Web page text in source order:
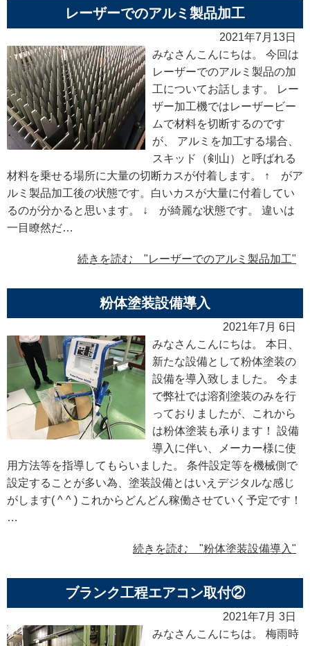
レーザーでのアルミ製品加工
2021年7月13日
みなさんこんにちは。 今回は
レーザーでのアルミ製品の加
工についてお話します。 レー
ザー加工機ではレーザービー
ムで材料を切断するのです
が、 アルミを加工する場合、
スキッド（剣山）と呼ばれる
材料を乗せる場所に大量の切断カスが付着します。 ↑ がア
ルミ製品加工後の状態です。白いカスが大量に付着してい
るのが分かると思います。 ↓ が綺麗な状態です。 違いは
一目瞭然だ…
続きを読む "レーザーでのアルミ製品加工"
粉体塗装設備導入
2021年7月 6日
みなさんこんにちは。 本日、
新たな設備として粉体塗装の
設備を導入致しました。 今ま
で弊社では溶剤塗装のみを行
っておりましたが、これから
は粉体塗装も承ります！ 設備
導入に伴い、メーカー様に使
用方法等を指導してもらいました。 条件設定等を機械側で
設定することが多い為、塗装設備とはいえデジタルな感じ
がします( ^ ^ ) これからどんどん稼働させていく予定です！
…
続きを読む "粉体塗装設備導入"
ブランク工程エアコン取付②
2021年7月 3日
みなさんこんにちは。 梅雨時